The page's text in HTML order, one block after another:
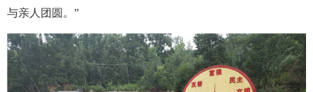
与亲人团圆。”